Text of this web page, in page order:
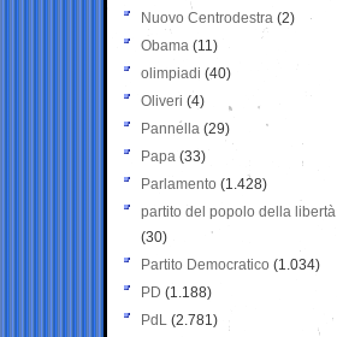
Nuovo Centrodestra (2)
Obama (11)
olimpiadi (40)
Oliveri (4)
Pannella (29)
Papa (33)
Parlamento (1.428)
partito del popolo della libertà
(30)
Partito Democratico (1.034)
PD (1.188)
PdL (2.781)